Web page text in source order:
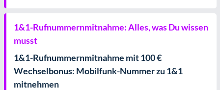
1&1-Rufnummernmitnahme: Alles, was Du wissen
musst
1&1-Rufnummernmitnahme mit 100 €
Wechselbonus: Mobilfunk-Nummer zu 1&1
mitnehmen